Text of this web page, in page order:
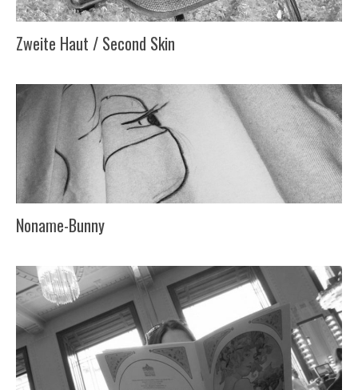
Zweite Haut / Second Skin
Noname-Bunny